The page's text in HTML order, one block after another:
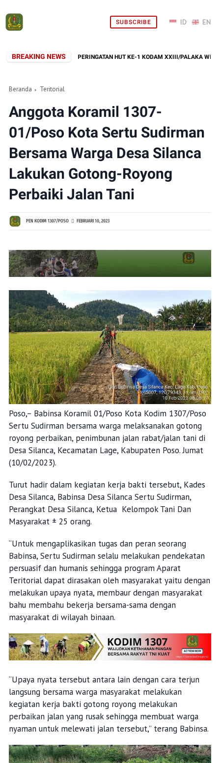
SUBSCRIBE
BREAKING NEWS
RANGKAIAN PERINGATAN HUT KE-1 KODAM XXIII/PALAKA WIRA
Beranda Teritorial
Anggota Koramil 1307-
01/Poso Kota Sertu Sudirman
Bersama Warga Desa Silanca
Lakukan Gotong-Royong
Perbaiki Jalan Tani
PEN KODIM 1307/POSO FEBRUARI 10, 2023
Poso,– Babinsa Koramil 01/Poso Kota Kodim 1307/Poso
Sertu Sudirman bersama warga melaksanakan gotong
royong perbaikan, penimbunan jalan rabat/jalan tani di
Desa Silanca, Kecamatan Lage, Kabupaten Poso. Jumat
(10/02/2023).
Turut hadir dalam kegiatan kerja bakti tersebut, Kades
Desa Silanca, Babinsa Desa Silanca Sertu Sudirman,
Perangkat Desa Silanca, Ketua Kelompok Tani Dan
Masyarakat ± 25 orang.
“Untuk mengaplikasikan tugas dan peran seorang
Babinsa, Sertu Sudirman selalu melakukan pendekatan
persuasif dan humanis sehingga program Aparat
Teritorial dapat dirasakan oleh masyarakat yaitu dengan
melakukan upaya nyata, membaur dengan masyarakat
bahu membahu bekerja bersama-sama dengan
masyarakat di wilayah binaan.
“Upaya nyata tersebut antara lain dengan cara terjun
langsung bersama warga masyarakat melakukan
kegiatan kerja bakti gotong royong melakukan
perbaikan jalan yang rusak sehingga membuat warga
nyaman untuk melewati jalan tersebut,” terang Babinsa.